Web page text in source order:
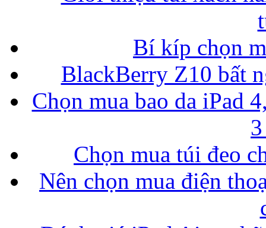
Bí kíp chọn
BlackBerry Z10 bất
Chọn mua bao da iPad
Chọn mua túi đeo
Nên chọn mua điện